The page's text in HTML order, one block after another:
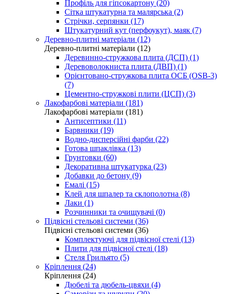
Профіль для гіпсокартону (20)
Сітка штукатурна та малярська (2)
Стрічки, серпянки (17)
Штукатурний кут (перфоукут), маяк (7)
Деревно-плитні матеріали (12)
Деревно-плитні матеріали (12)
Деревинно-стружкова плита (ДСП) (1)
Деревоволокниста плита (ДВП) (1)
Орієнтовано-стружкова плита ОСБ (OSB-3)
(7)
Цементно-стружкові плити (ЦСП) (3)
Лакофарбові матеріали (181)
Лакофарбові матеріали (181)
Антисептики (11)
Барвники (19)
Водно-дисперсійні фарби (22)
Готова шпаклівка (13)
Грунтовки (60)
Декоративна штукатурка (23)
Добавки до бетону (9)
Емалі (15)
Клей для шпалер та склополотна (8)
Лаки (1)
Розчинники та очищувачі (0)
Підвісні стельові системи (36)
Підвісні стельові системи (36)
Комплектуючі для підвісної стелі (13)
Плити для підвісної стелі (18)
Стеля Грильято (5)
Кріплення (24)
Кріплення (24)
Дюбелі та дюбель-цвяхи (4)